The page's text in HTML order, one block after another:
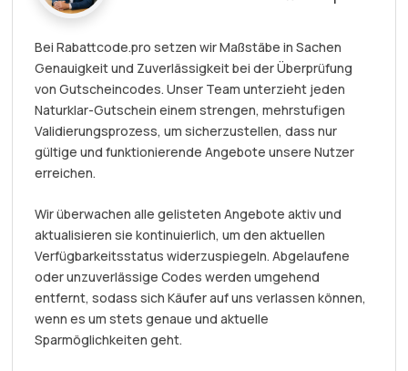
Bei Rabattcode.pro setzen wir Maßstäbe in Sachen
Genauigkeit und Zuverlässigkeit bei der Überprüfung
von Gutscheincodes. Unser Team unterzieht jeden
Naturklar-Gutschein einem strengen, mehrstufigen
Validierungsprozess, um sicherzustellen, dass nur
gültige und funktionierende Angebote unsere Nutzer
erreichen.
Wir überwachen alle gelisteten Angebote aktiv und
aktualisieren sie kontinuierlich, um den aktuellen
Verfügbarkeitsstatus widerzuspiegeln. Abgelaufene
oder unzuverlässige Codes werden umgehend
entfernt, sodass sich Käufer auf uns verlassen können,
wenn es um stets genaue und aktuelle
Sparmöglichkeiten geht.